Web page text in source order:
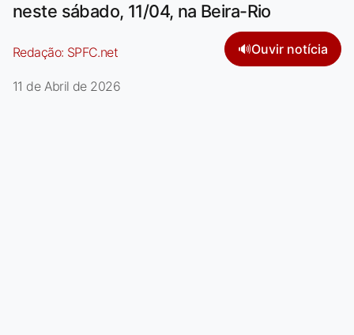
neste sábado, 11/04, na Beira-Rio
Redação: SPFC.net 🔊Ouvir notícia
11 de Abril de 2026